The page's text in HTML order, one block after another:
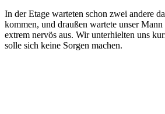
In der Etage warteten schon zwei andere
kommen, und draußen wartete unser Mann
extrem nervös aus. Wir unterhielten uns
solle sich keine Sorgen machen.